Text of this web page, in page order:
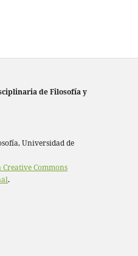
de Filosofía y
Universidad de
Commons
.